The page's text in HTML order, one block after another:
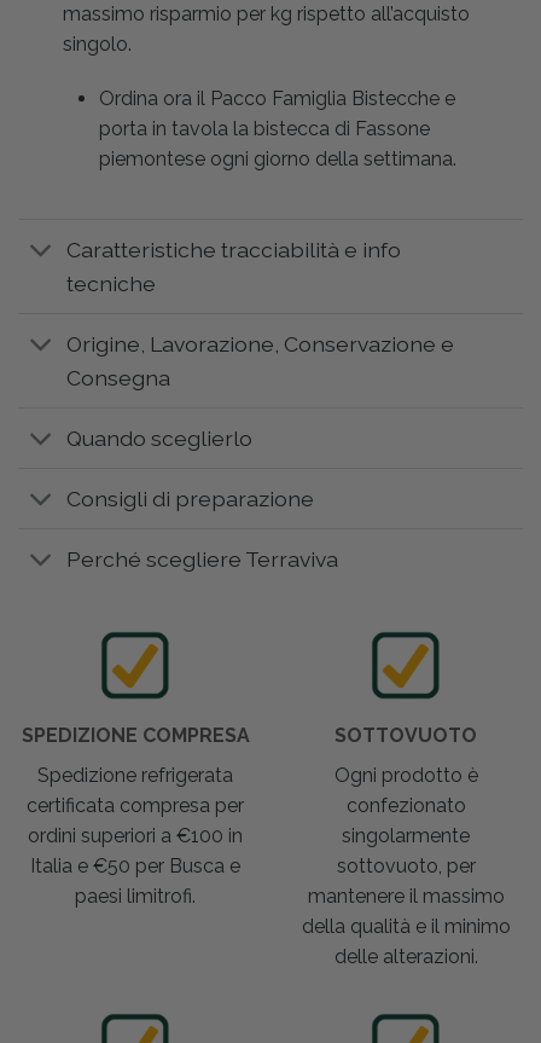
massimo risparmio per kg rispetto all’acquisto
singolo.
Ordina ora il Pacco Famiglia Bistecche e
porta in tavola la bistecca di Fassone
piemontese ogni giorno della settimana.
Caratteristiche tracciabilità e info
tecniche
Origine, Lavorazione, Conservazione e
Consegna
Quando sceglierlo
Consigli di preparazione
Perché scegliere Terraviva
SPEDIZIONE COMPRESA
Spedizione refrigerata
certificata compresa per
ordini superiori a €100 in
Italia e €50 per Busca e
paesi limitrofi.
SOTTOVUOTO
Ogni prodotto è
confezionato
singolarmente
sottovuoto, per
mantenere il massimo
della qualità e il minimo
delle alterazioni.